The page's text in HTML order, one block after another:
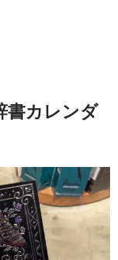
書カレンダ